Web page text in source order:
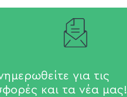
για τις
και τα νέα μας!